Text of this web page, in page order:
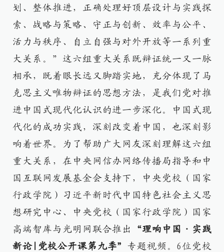
划、整体推进，正确处理好顶层设计与实践探
索、战略与策略、守正与创新、效率与公平、
活力与秩序、自立自强与对外开放等一系列重
大关系。”这六组重大关系既辩证统一又一脉
相承，既着眼长远又脚踏实地，充分体现了马
克思主义唯物辩证的思想方法，是我们党对推
进中国式现代化认识的进一步深化。中国式现
代化的成功实践，深刻改变着中国，也深刻影
响着世界。为了帮助广大网友深刻理解这六组
重大关系，在中央网信办网络传播局指导和中
国互联网发展基金会支持下，中央党校（国家
行政学院）习近平新时代中国特色社会主义思
想研究中心、中央党校（国家行政学院）国家
高端智库与光明网联合推出
“理响中国·实践
新论|党校公开课第九季” 专题视频。6位党校